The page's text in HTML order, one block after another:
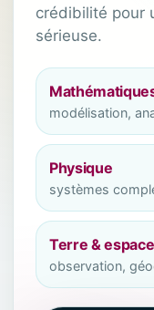
crédibilité pour
sérieuse.
modélisation,
Physique
systèmes
Terre & espace
observation,